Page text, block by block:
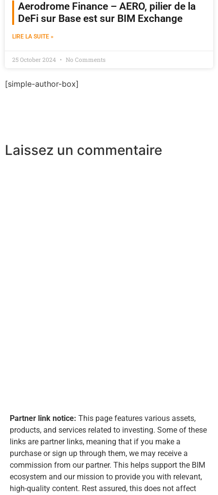
Aerodrome Finance – AERO, pilier de la
DeFi sur Base est sur BIM Exchange
LIRE LA SUITE »
25 October 2024 No Comments
[simple-author-box]
Laissez un commentaire
Partner link notice: This page features various assets,
products, and services related to investing. Some of these
links are partner links, meaning that if you make a
purchase or sign up through them, we may receive a
commission from our partner. This helps support the BIM
ecosystem and our mission to provide you with relevant,
high-quality content. Rest assured, this does not affect